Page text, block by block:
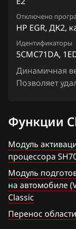
Chrysler
Citroen
Dacia
DAF
Dodge
Dongfeng
Extreme moto
Siemens EMS
Siemens EMS
Siemens SID
Siemens SID
Lafesta
Liberty
Maxima
Micra, March
Murano
NV200
Pathfinder
Patrol, Safari
Presage
Primera
Отключено
HP EGR, ДК2,
Идентификаторы
5CMC71DA,
Динамичная
Позволяет
Функции
Модуль
процессора
Модуль
на автомобиле
Classic
Перенос